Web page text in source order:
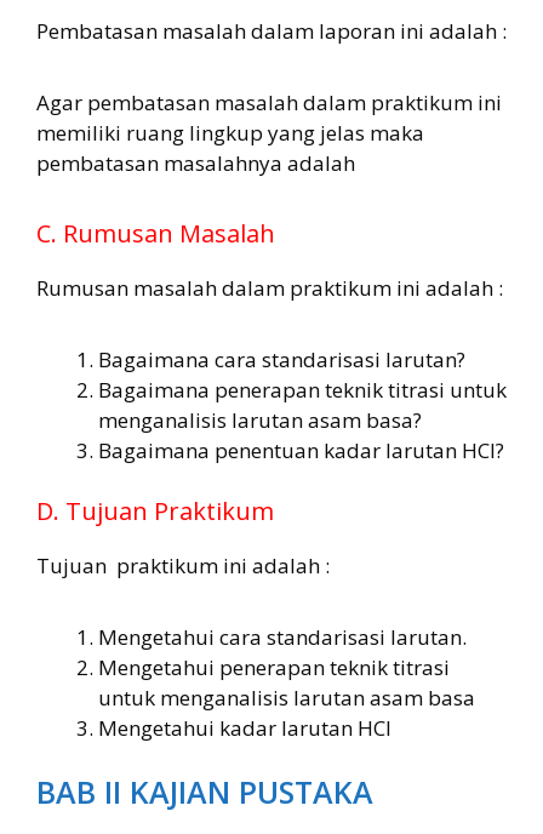
Pembatasan masalah dalam laporan ini adalah :
Agar pembatasan masalah dalam praktikum ini
memiliki ruang lingkup yang jelas maka
pembatasan masalahnya adalah
C. Rumusan Masalah
Rumusan masalah dalam praktikum ini adalah :
Bagaimana cara standarisasi larutan?
Bagaimana penerapan teknik titrasi untuk
menganalisis larutan asam basa?
Bagaimana penentuan kadar larutan HCl?
D. Tujuan Praktikum
Tujuan praktikum ini adalah :
Mengetahui cara standarisasi larutan.
Mengetahui penerapan teknik titrasi
untuk menganalisis larutan asam basa
Mengetahui kadar larutan HCl
BAB II KAJIAN PUSTAKA